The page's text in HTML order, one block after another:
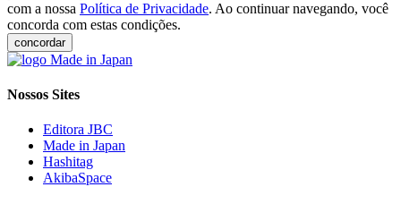
com a nossa Política de Privacidade. Ao continuar navegando, você
concorda com estas condições.
concordar
Nossos Sites
Editora JBC
Made in Japan
Hashitag
AkibaSpace